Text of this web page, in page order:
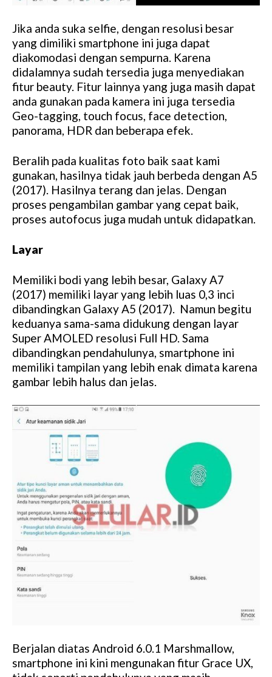
Jika anda suka selfie, dengan resolusi besar
yang dimiliki smartphone ini juga dapat
diakomodasi dengan sempurna. Karena
didalamnya sudah tersedia juga menyediakan
fitur beauty. Fitur lainnya yang juga masih dapat
anda gunakan pada kamera ini juga tersedia
Geo-tagging, touch focus, face detection,
panorama, HDR dan beberapa efek.
Beralih pada kualitas foto baik saat kami
gunakan, hasilnya tidak jauh berbeda dengan A5
(2017). Hasilnya terang dan jelas. Dengan
proses pengambilan gambar yang cepat baik,
proses autofocus juga mudah untuk didapatkan.
Layar
Memiliki bodi yang lebih besar, Galaxy A7
(2017) memiliki layar yang lebih luas 0,3 inci
dibandingkan Galaxy A5 (2017). Namun begitu
keduanya sama-sama didukung dengan layar
Super AMOLED resolusi Full HD. Sama
dibandingkan pendahulunya, smartphone ini
memiliki tampilan yang lebih enak dimata karena
gambar lebih halus dan jelas.
Berjalan diatas Android 6.0.1 Marshmallow,
smartphone ini kini mengunakan fitur Grace UX,